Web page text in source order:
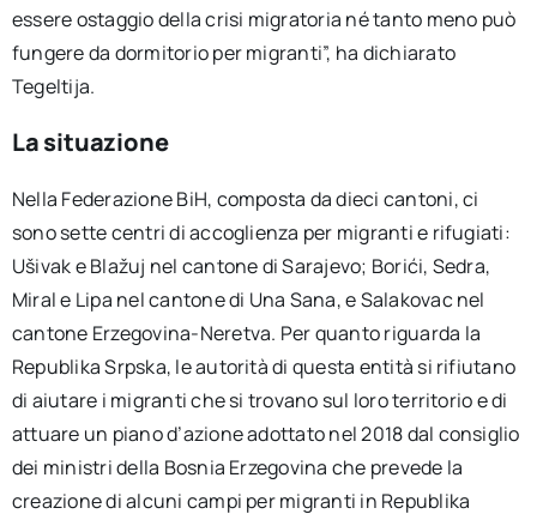
essere ostaggio della crisi migratoria né tanto meno può
fungere da dormitorio per migranti”, ha dichiarato
Tegeltija.
La situazione
Nella Federazione BiH, composta da dieci cantoni, ci
sono sette centri di accoglienza per migranti e rifugiati:
Ušivak e Blažuj nel cantone di Sarajevo; Borići, Sedra,
Miral e Lipa nel cantone di Una Sana, e Salakovac nel
cantone Erzegovina-Neretva. Per quanto riguarda la
Republika Srpska, le autorità di questa entità si rifiutano
di aiutare i migranti che si trovano sul loro territorio e di
attuare un piano d’azione adottato nel 2018 dal consiglio
dei ministri della Bosnia Erzegovina che prevede la
creazione di alcuni campi per migranti in Republika